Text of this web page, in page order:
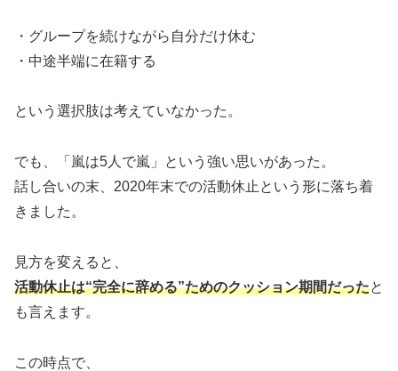
・グループを続けながら自分だけ休む
・中途半端に在籍する
という選択肢は考えていなかった。
でも、「嵐は5人で嵐」という強い思いがあった。
話し合いの末、2020年末での活動休止という形に落ち着
きました。
見方を変えると、
活動休止は“完全に辞める”ためのクッション期間だったと
も言えます。
この時点で、